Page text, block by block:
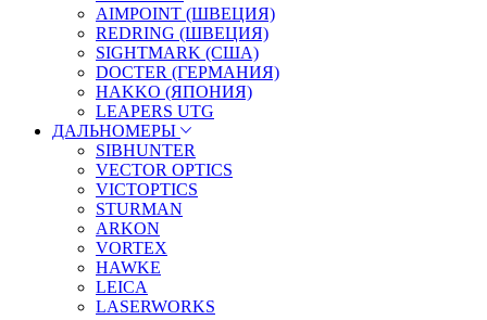
AIMPOINT (ШВЕЦИЯ)
REDRING (ШВЕЦИЯ)
SIGHTMARK (США)
DOCTER (ГЕРМАНИЯ)
HAKKO (ЯПОНИЯ)
LEAPERS UTG
ДАЛЬНОМЕРЫ
SIBHUNTER
VECTOR OPTICS
VICTOPTICS
STURMAN
ARKON
VORTEX
HAWKE
LEICA
LASERWORKS